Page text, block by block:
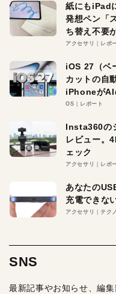
紙にもiPad
発想ペン「
ち替え不要
アクセサリ レポ
iOS 27（ベ
カットの自
iPhoneがAI
OS レポート
Insta360の
レビュー。
ェック
アクセサリ レポ
あなたの
充電できな
アクセサリ テク
SNS
最新記事やお知らせ、編